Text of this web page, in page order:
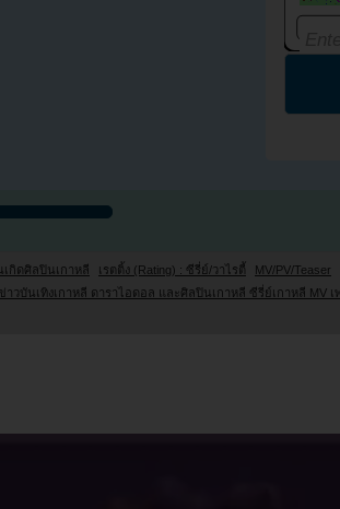
เกิดศิลปินเกาหลี เรตติ้ง (Rating) : ซีรี่ย์/วาไรตี้
MV/PV/Teaser
าวบันเทิงเกาหลี ดาราไอดอล และศิลปินเกาหลี ซีรี่ย์เกาหลี MV